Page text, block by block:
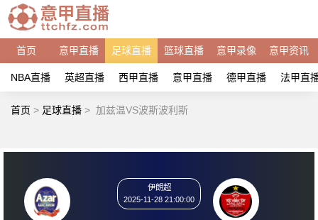
首页 意甲直播 足球直播 篮球直播 意甲录像 意甲资讯
NBA直播 英超直播 西甲直播 意甲直播 德甲直播 法甲直
首页 > 足球直播 > 加兹温VS波斯波利斯